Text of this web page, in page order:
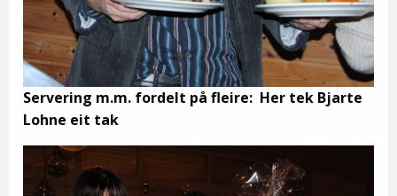
Servering m.m. fordelt på fleire: Her tek Bjarte
Lohne eit tak